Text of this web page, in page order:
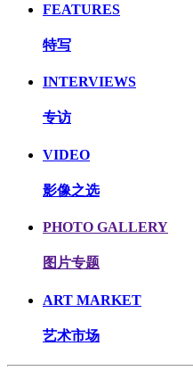
FEATURES
特写
INTERVIEWS
专访
VIDEO
影像之选
PHOTO GALLERY
图片专题
ART MARKET
艺术市场